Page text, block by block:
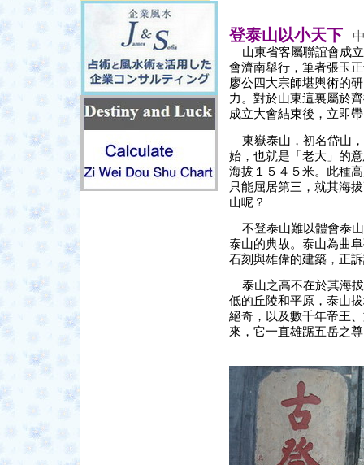
登泰山以小天下
山東省客屬聯誼會成
會濟南舉行，筆者張玉
廖公四大宗師堪輿術的
力。對於山東這裏屬於
成立大會結束後，立即
東嶽泰山，初名岱山
始，也就是「老大」的
海拔１５４５米。此種
只能屈居第三，就其海
山呢？
不登泰山難以體會泰
泰山的典故。泰山為曲
石刻與雄偉的建築，正
泰山之高不在於其海
低的丘陵和平原，泰山
絕奇，以及數千年帝王
來，它一直雄踞五岳之